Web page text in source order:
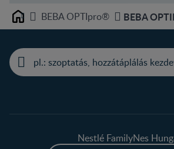
Home BEBA OPTIpro® BEBA
Nestlé FamilyNes